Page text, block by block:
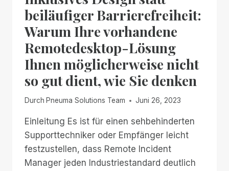
beiläufiger Barrierefreiheit:
Warum Ihre vorhandene
Remotedesktop-Lösung
Ihnen möglicherweise nicht
so gut dient, wie Sie denken
Durch Pneuma Solutions Team Juni 26, 2023
Einleitung Es ist für einen sehbehinderten
Supporttechniker oder Empfänger leicht
festzustellen, dass Remote Incident
Manager jeden Industriestandard deutlich